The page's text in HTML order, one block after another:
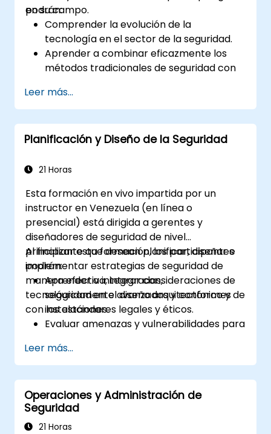
en su campo.
podrán:
Comprender la evolución de la
tecnología en el sector de la seguridad.
Aprender a combinar eficazmente los
métodos tradicionales de seguridad con
Comprender los fundamentos de la
ciberseguridad, los riesgos asociados con
los sistemas digitales y cómo protegerse
contra las amenazas cibernéticas en la
Leer más...
Planificación y Diseño de la Seguridad
21 Horas
Esta formación en vivo impartida por un
instructor en Venezuela (en línea o
presencial) está dirigida a gerentes y
diseñadores de seguridad de nivel
principiante que desean planificar, diseñar e
implementar estrategias de seguridad de
manera efectiva, integradas,
tecnológicamente avanzadas y conformes
con los estándares legales y éticos.
Al finalizar esta formación, los participantes
podrán:
Aprender a integrar consideraciones de
seguridad en el diseño arquitectónico y de
instalaciones.
Evaluar amenazas y vulnerabilidades para
Desarrollar planes integrales de
seguridad que aborden una variedad de
amenazas.
Crear planes efectivos de respuesta ante
emergencias y gestión de crisis.
Leer más...
Operaciones y Administración de
Seguridad
21 Horas